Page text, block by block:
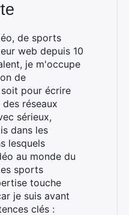
de sports
web depuis 10
je m'occupe
de
pour écrire
réseaux
sérieux,
dans les
lesquels
au monde du
sports
touche
je suis avant
clés :